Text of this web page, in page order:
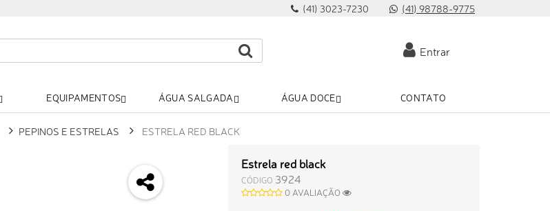
(41) 3023-7230 (41) 98788-9775
Entrar
EQUIPAMENTOS ÁGUA SALGADA ÁGUA DOCE CONTATO
PEPINOS E ESTRELAS ESTRELA RED BLACK
Estrela red black
CÓDIGO 3924
0 AVALIAÇÃO